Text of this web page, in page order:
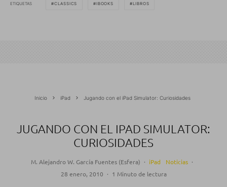
ETIQUETAS CLASSICS IBOOKS LIBROS
Inicio iPad Jugando con el iPad Simulator: Curiosidades
JUGANDO CON EL IPAD SIMULATOR:
CURIOSIDADES
M. Alejandro W. García Fuentes (Esfera) · iPad Noticias ·
28 enero, 2010 · 1 Minuto de lectura